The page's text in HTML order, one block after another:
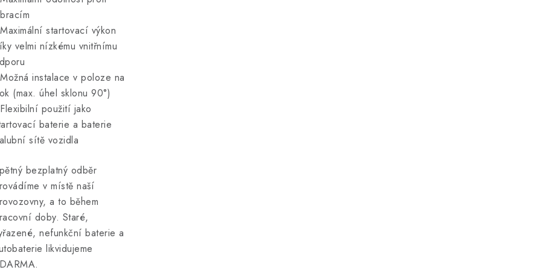
Maximální startovací výkon
velmi nízkému vnitřnímu
Možná instalace v poloze na
(max. úhel sklonu 90°)
Flexibilní použití jako
baterie a baterie
sítě vozidla
bezplatný odběr
v místě naší
a to během
doby. Staré,
nefunkční baterie a
likvidujeme